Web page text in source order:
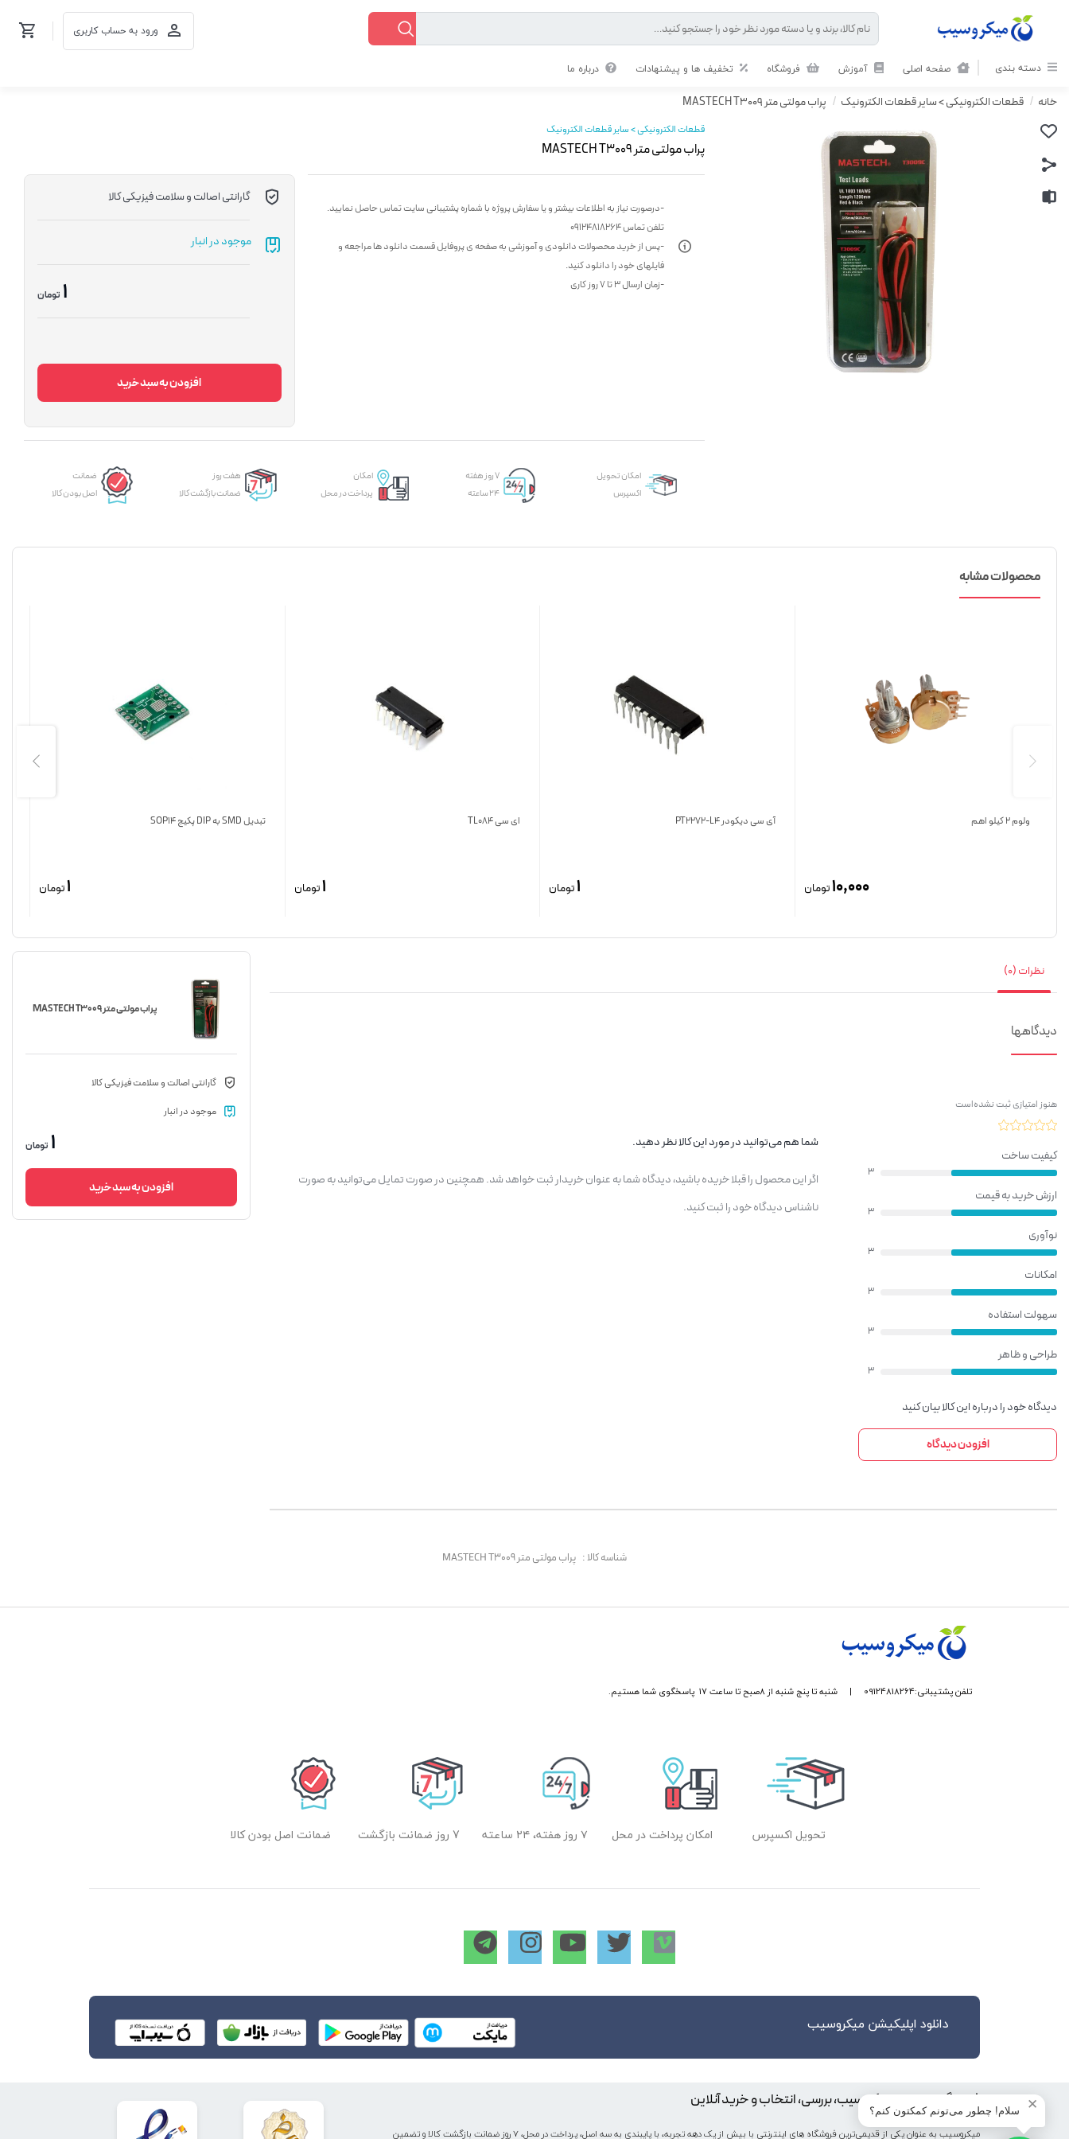
ورود به حساب کاربری
دسته بندی صفحه اصلی آموزش فروشگاه تخفیف ها و پیشنهادات
درباره ما
خانه / قطعات الکترونیکی > سایر قطعات الکترونیک / پراب مولتی متر MASTECH T3009
قطعات الکترونیکی > سایر قطعات الکترونیک
پراب مولتی متر MASTECH T3009
-درصورت نیاز به اطلاعات بیشتر و یا سفارش پروژه با شماره پشتیبانی سایت تماس حاصل نمایید.
تلفن تماس 09124818264
-پس از خرید محصولات دانلودی و آموزشی به صفحه ی پروفایل قسمت دانلود ها مراجعه و
فایلهای خود را دانلود کنید.
-زمان ارسال 3 تا 7 روز کاری
گارانتی اصالت و سلامت فیزیکی کالا
موجود در انبار
1 تومان
افزودن به سبد خرید
امکان تحویل
اکسپرس
۷ روز هفته
۲۴ ساعته
امکان
پرداخت در محل
هفت روز
ضمانت بازگشت کالا
ضمانت
اصل بودن کالا
محصولات مشابه
ولوم 2 کیلو اهم
10,000تومان
آی سی دیکودر PT2272-L4
1تومان
ای سی TL084
1تومان
تبدیل SMD به DIP پکیج SOP14
1تومان
نظرات (0)
دیدگاهها
هنوز امتیازی ثبت نشده‌است
کیفیت ساخت
3
ارزش خرید به قیمت
3
نوآوری
3
امکانات
3
سهولت استفاده
3
طراحی و ظاهر
3
دیدگاه خود را درباره این کالا بیان کنید
افزودن دیدگاه
شما هم می‌توانید در مورد این کالا نظر دهید.
اگر این محصول را قبلا خریده باشید، دیدگاه شما به عنوان خریدار ثبت خواهد شد. همچنین در صورت تمایل می‌توانید به صورت
ناشناس دیدگاه خود را ثبت کنید.
پراب مولتی متر MASTECH T3009
گارانتی اصالت و سلامت فیزیکی کالا
موجود در انبار
1 تومان
افزودن به سبد خرید
شناسه کالا : پراب مولتی متر MASTECH T3009
تلفن پشتیبانی:09124818264 | شنبه تا پنج شنبه از 8صبح تا ساعت 17 پاسخگوی شما هستیم.
تحویل اکسپرس امکان پرداخت در محل ۷ روز هفته، ۲۴ ساعته 7 روز ضمانت بازگشت ضمانت اصل بودن کالا
دانلود اپلیکیشن میکروسیب
فروشگاه اینترنتی میکروسیب، بررسی، انتخاب و خرید آنلاین
میکروسیب به عنوان یکی از قدیمی‌ترین فروشگاه های اینترنتی با بیش از یک دهه تجربه، با پایبندی به سه اصل، پرداخت در محل، ۷ روز ضمانت بازگشت کالا و تضمین
✕ سلام! چطور می‌تونم کمکتون کنم؟